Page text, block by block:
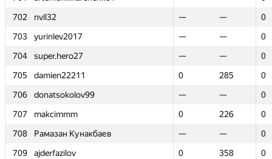
702
nvll32 — —
0
703
yurinlev2017 — —
0
704
super.hero27 — —
0
705
damien22211 0 285
0
706
donatsokolov99 — —
0
707
makcimmm 0 226
0
708
Рамазан Кунакбаев — —
0
709
ajderfazilov 0 358
0
702
nvll32 — —
0
703
yurinlev2017 — —
0
704
super.hero27 — —
0
705
damien22211 0 285
0
706
donatsokolov99 — —
0
707
makcimmm 0 226
0
708
Рамазан Кунакбаев — —
0
709
ajderfazilov 0 358
0